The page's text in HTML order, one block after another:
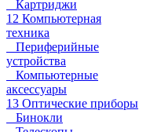
Картриджи
12 Компьютерная
техника
Периферийные
устройства
Компьютерные
аксессуары
13 Оптические приборы
Бинокли